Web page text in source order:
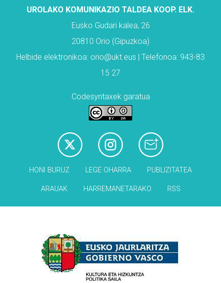
UROLAKO KOMUNIKAZIO TALDEA KOOP. ELK.
Eusko Gudari kalea, 26
20810 Orio (Gipuzkoa)
Helbide elektronikoa: orio@ukt.eus | Telefonoa: 943-83
15 27
Codesyntaxek garatua
HONI BURUZ LEGE OHARRA PUBLIZITATEA
ARAUAK HARREMANETARAKO RSS